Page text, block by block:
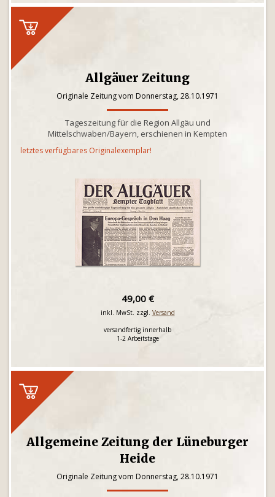
Allgäuer Zeitung
Originale Zeitung vom Donnerstag, 28.10.1971
Tageszeitung für die Region Allgäu und
Mittelschwaben/Bayern, erschienen in Kempten
letztes verfügbares Originalexemplar!
49,00 €
inkl. MwSt. zzgl. Versand
versandfertig innerhalb
1-2 Arbeitstage
Allgemeine Zeitung der Lüneburger
Heide
Originale Zeitung vom Donnerstag, 28.10.1971